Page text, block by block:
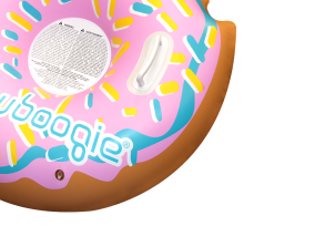
Snowboogie
Splash
Splash 'N Score
Super Kites
Superball